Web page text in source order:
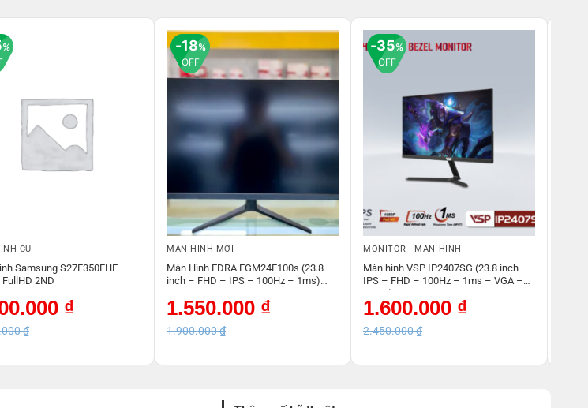
%
CŨ
Samsung S27F350FHE
2ND
₫
₫.
₫
18%
OFF
MÀN HÌNH MỚI
Màn Hình EDRA EGM24F100s (23.8
inch – FHD – IPS – 100Hz – 1ms)
1.900.000₫
Giá
gốc
là:
1.900.000 ₫.
1.550.000 ₫
Giá
hiện
tại
là:
35%
OFF
MONITOR - MÀN HÌNH
Màn hình VSP IP2407SG (23.8 inch –
IPS – FHD – 100Hz – 1ms – VGA –
HDMI) New
2.450.000₫
Giá
gốc
là:
2.450.000 ₫.
1.600.000 ₫
Giá
hiện
tại
là: